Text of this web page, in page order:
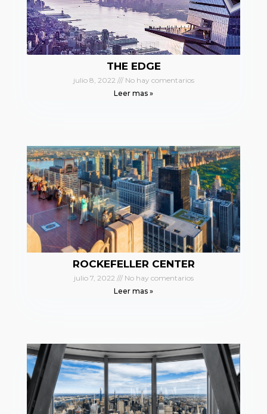
THE EDGE
julio 8, 2022
No hay comentarios
Leer mas »
ROCKEFELLER CENTER
julio 7, 2022
No hay comentarios
Leer mas »